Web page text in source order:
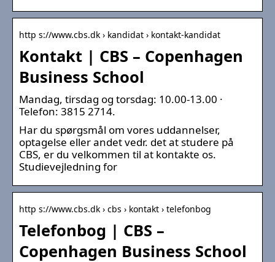
http s://www.cbs.dk › kandidat › kontakt-kandidat
Kontakt | CBS – Copenhagen
Business School
Mandag, tirsdag og torsdag: 10.00-13.00 ·
Telefon: 3815 2714.
Har du spørgsmål om vores uddannelser,
optagelse eller andet vedr. det at studere på
CBS, er du velkommen til at kontakte os.
Studievejledning for
http s://www.cbs.dk › cbs › kontakt › telefonbog
Telefonbog | CBS –
Copenhagen Business School